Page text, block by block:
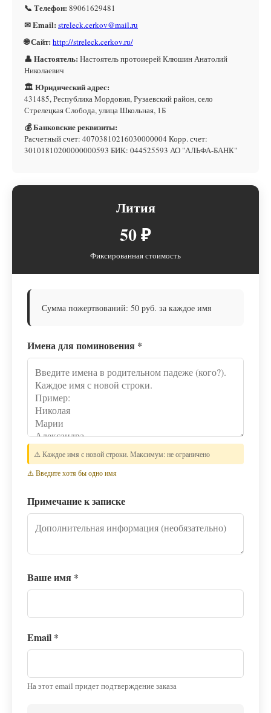
📞 Телефон: 89061629481
✉ Email: streleck.cerkov@mail.ru
🌐 Сайт: http://streleck.cerkov.ru/
👤 Настоятель: Настоятель протоиерей Клюшин Анатолий
Николаевич
🏛 Юридический адрес:
431485, Республика Мордовия, Рузаевский район, село
Стрелецкая Слобода, улица Школьная, 1Б
💰 Банковские реквизиты:
Расчетный счет: 40703810216030000004 Корр. счет:
30101810200000000593 БИК: 044525593 АО "АЛЬФА-БАНК"
Лития
50 ₽
Фиксированная стоимость
Сумма пожертвований: 50 руб. за каждое имя
Имена для поминовения *
⚠️ Каждое имя с новой строки. Максимум: не ограничено
⚠️ Введите хотя бы одно имя
Примечание к записке
Ваше имя *
Email *
На этот email придет подтверждение заказа